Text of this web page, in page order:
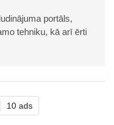
portāls,
tehniku, kā arī ērti
10 ads